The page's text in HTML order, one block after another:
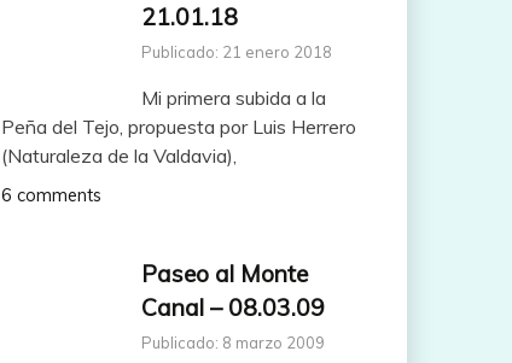
21.01.18
Publicado: 21 enero 2018
Mi primera subida a la
Peña del Tejo, propuesta por Luis Herrero
(Naturaleza de la Valdavia),
6 comments
Paseo al Monte
Canal – 08.03.09
Publicado: 8 marzo 2009